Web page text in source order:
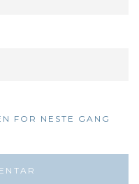
FOR NESTE GANG